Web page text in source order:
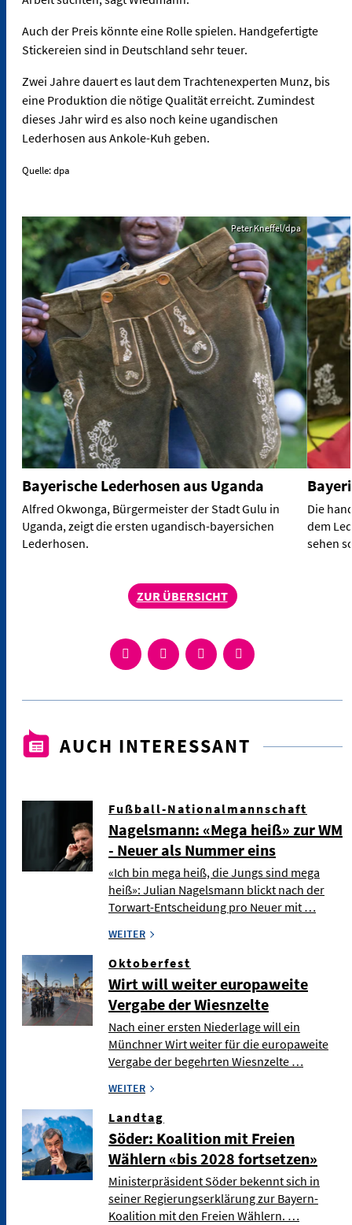
Auch der Preis könnte eine Rolle spielen. Handgefertigte
Stickereien sind in Deutschland sehr teuer.
Zwei Jahre dauert es laut dem Trachtenexperten Munz, bis
eine Produktion die nötige Qualität erreicht. Zumindest
dieses Jahr wird es also noch keine ugandischen
Lederhosen aus Ankole-Kuh geben.
Quelle: dpa
Peter Kneffel/dpa
Bayerische Lederhosen aus Uganda
Alfred Okwonga, Bürgermeister der Stadt Gulu in
Uganda, zeigt die ersten ugandisch-bayersichen
Lederhosen.
Die
dem
sehen
ZUR ÜBERSICHT
AUCH INTERESSANT
Fußball-Nationalmannschaft
Nagelsmann: «Mega heiß» zur WM
- Neuer als Nummer eins
«Ich bin mega heiß, die Jungs sind mega
heiß»: Julian Nagelsmann blickt nach der
Torwart-Entscheidung pro Neuer mit …
WEITER
Oktoberfest
Wirt will weiter europaweite
Vergabe der Wiesnzelte
Nach einer ersten Niederlage will ein
Münchner Wirt weiter für die europaweite
Vergabe der begehrten Wiesnzelte …
WEITER
Landtag
Söder: Koalition mit Freien
Wählern «bis 2028 fortsetzen»
Ministerpräsident Söder bekennt sich in
seiner Regierungserklärung zur Bayern-
Koalition mit den Freien Wählern. …